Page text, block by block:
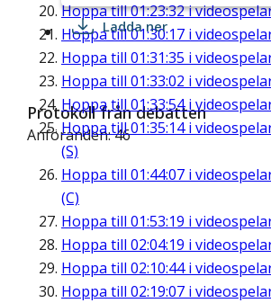
Hoppa till01:23:32i
Hoppa till01:30:17 i
Hoppa till 01:31:35 i
Hoppa till 01:33:02 i
Hoppa till 01:33:54i
Hoppa till01:35:14i
(S)
Hoppa till 01:44:07 i
(C)
Hoppa till 01:53:19 i
Hoppa till 02:04:19 i
Hoppa till 02:10:44i
Hoppa till 02:19:07 i
Ladda ner
Protokoll från debatten
Anföranden: 46